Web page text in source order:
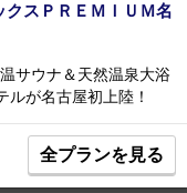
スＰＲＥＭＩＵＭ名
サウナ＆天然温泉大浴
ルが名古屋初上陸！
全プランを見る